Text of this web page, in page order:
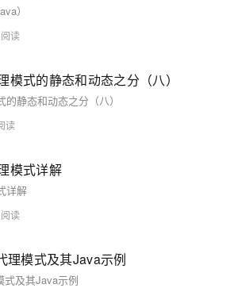
）
模式的静态和动态之分（八）
静态和动态之分（八）
模式详解
详解
理模式及其Java示例
式及其Java示例